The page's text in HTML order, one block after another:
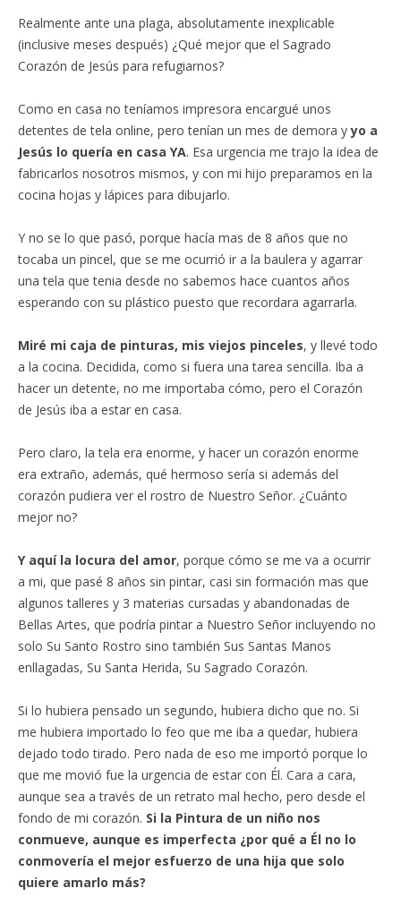
Realmente ante una plaga, absolutamente inexplicable
(inclusive meses después) ¿Qué mejor que el Sagrado
Corazón de Jesús para refugiarnos?
Como en casa no teníamos impresora encargué unos
detentes de tela online, pero tenían un mes de demora yyo a
Jesús lo quería en casa YA. Esa urgencia me trajo la idea de
fabricarlos nosotros mismos, y con mi hijo preparamos en la
cocina hojas y lápices para dibujarlo.
Y no se lo que pasó, porque hacía mas de 8 años que no
tocaba un pincel, que se me ocurrió ir a la baulera y agarrar
una tela que tenia desde no sabemos hace cuantos años
esperando con su plástico puesto que recordara agarrarla.
Miré mi caja de pinturas, mis viejos pinceles, y llevé todo
a la cocina. Decidida, como si fuera una tarea sencilla. Iba a
hacer un detente, no me importaba cómo, pero el Corazón
de Jesús iba a estar en casa.
Pero claro, la tela era enorme, y hacer un corazón enorme
era extraño, además, qué hermoso sería si además del
corazón pudiera ver el rostro de Nuestro Señor. ¿Cuánto
mejor no?
Y aquí la locura del amor, porque cómo se me va a ocurrir
a mi, que pasé 8 años sin pintar, casi sin formación mas que
algunos talleres y 3 materias cursadas y abandonadas de
Bellas Artes, que podría pintar a Nuestro Señor incluyendo no
solo Su Santo Rostro sino también Sus Santas Manos
enllagadas, Su Santa Herida, Su Sagrado Corazón.
Si lo hubiera pensado un segundo, hubiera dicho que no. Si
me hubiera importado lo feo que me iba a quedar, hubiera
dejado todo tirado. Pero nada de eso me importó porque lo
que me movió fue la urgencia de estar con Él. Cara a cara,
aunque sea a través de un retrato mal hecho, pero desde el
fondo de mi corazón. Si la Pintura de un niño nos
conmueve, aunque es imperfecta ¿por qué a Él no lo
conmovería el mejor esfuerzo de una hija que solo
quiere amarlo más?